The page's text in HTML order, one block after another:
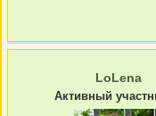
LoLena
Активный